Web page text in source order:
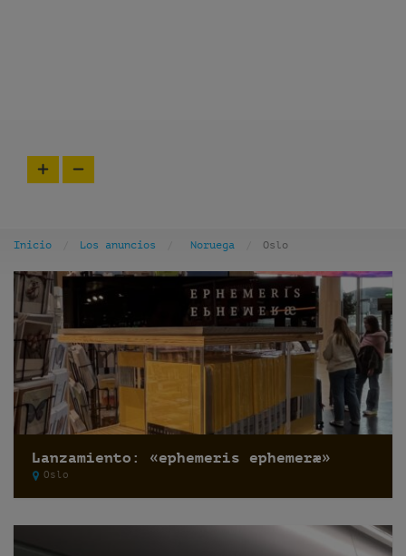
Inicio Los anuncios Noruega Oslo
Lanzamiento: «ephemeris ephemeræ»
Oslo